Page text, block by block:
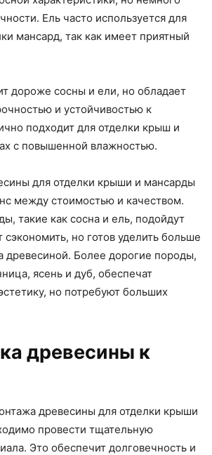
Ель часто используется для
мансард, так как имеет приятный
дороже сосны и ели, но обладает
и устойчивостью к
подходит для отделки крыш и
с повышенной влажностью.
для отделки крыши и мансарды
между стоимостью и качеством.
такие как сосна и ель, подойдут
сэкономить, но готов уделить больше
древесиной. Более дорогие породы,
ясень и дуб, обеспечат
но потребуют больших
древесины к
древесины для отделки крыши
провести тщательную
Это обеспечит долговечность и